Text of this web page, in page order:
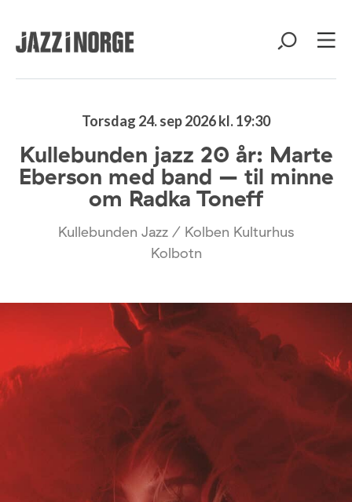
Torsdag 24. sep 2026 kl. 19:30
Kullebunden jazz 20 år: Marte
Eberson med band – til minne
om Radka Toneff
Kullebunden Jazz / Kolben Kulturhus
Kolbotn